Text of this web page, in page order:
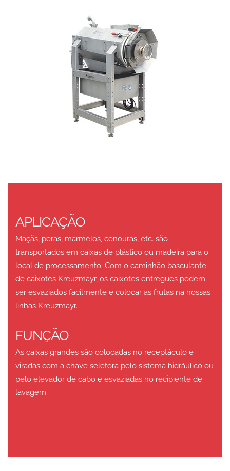
APLICAÇÃO
Maçãs, peras, marmelos, cenouras, etc. são
transportados em caixas de plástico ou madeira para o
local de processamento. Com o caminhão basculante
de caixotes Kreuzmayr, os caixotes entregues podem
ser esvaziados facilmente e colocar as frutas na nossas
linhas Kreuzmayr.
FUNÇÃO
As caixas grandes são colocadas no receptáculo e
viradas com a chave seletora pelo sistema hidráulico ou
pelo elevador de cabo e esvaziadas no recipiente de
lavagem.